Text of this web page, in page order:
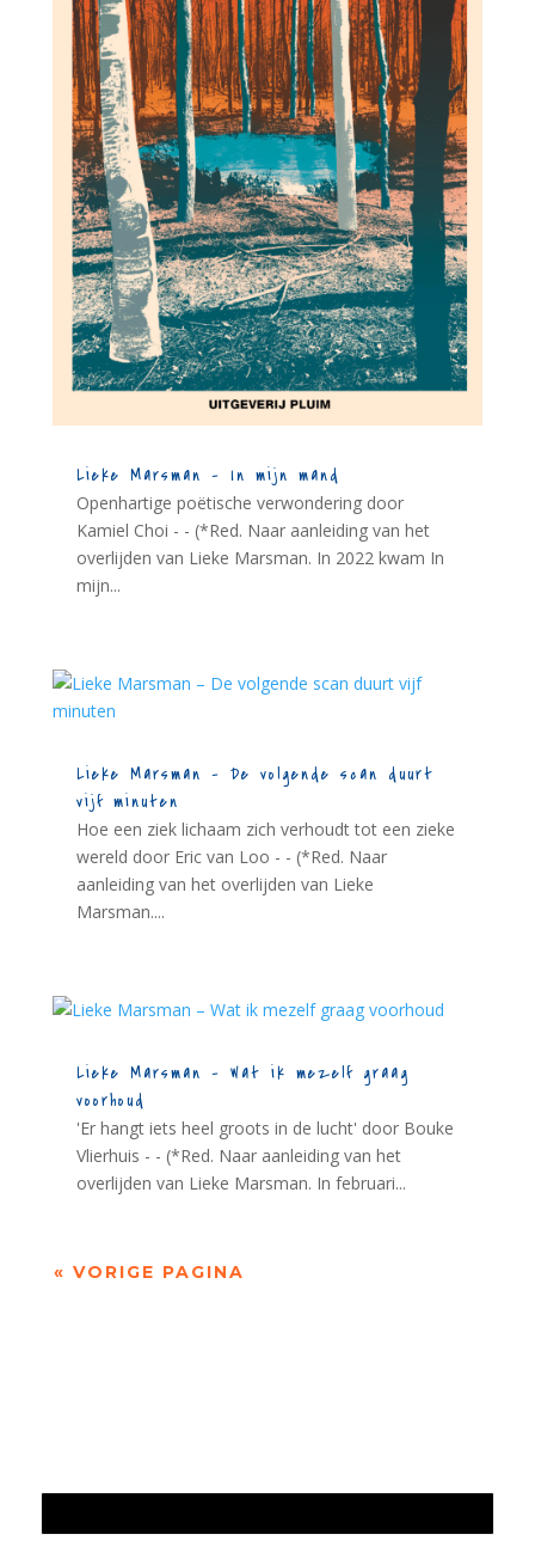
Lieke Marsman – In mijn mand
Openhartige poëtische verwondering door
Kamiel Choi - - (*Red. Naar aanleiding van het
overlijden van Lieke Marsman. In 2022 kwam In
mijn...
Lieke Marsman – De volgende scan duurt
vijf minuten
Hoe een ziek lichaam zich verhoudt tot een zieke
wereld door Eric van Loo - - (*Red. Naar
aanleiding van het overlijden van Lieke
Marsman....
Lieke Marsman – Wat ik mezelf graag
voorhoud
'Er hangt iets heel groots in de lucht' door Bouke
Vlierhuis - - (*Red. Naar aanleiding van het
overlijden van Lieke Marsman. In februari...
« VORIGE PAGINA